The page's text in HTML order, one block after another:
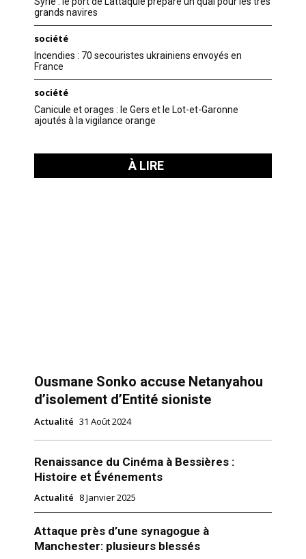
grands navires
société
Incendies : 70 secouristes ukrainiens envoyés en
France
société
Canicule et orages : le Gers et le Lot-et-Garonne
ajoutés à la vigilance orange
À LIRE
Ousmane Sonko accuse Netanyahou
d’isolement d’Entité sioniste
Actualité 31 Août 2024
Renaissance du Cinéma à Bessières :
Histoire et Événements
Actualité 8 Janvier 2025
Attaque près d’une synagogue à
Manchester: plusieurs blessés